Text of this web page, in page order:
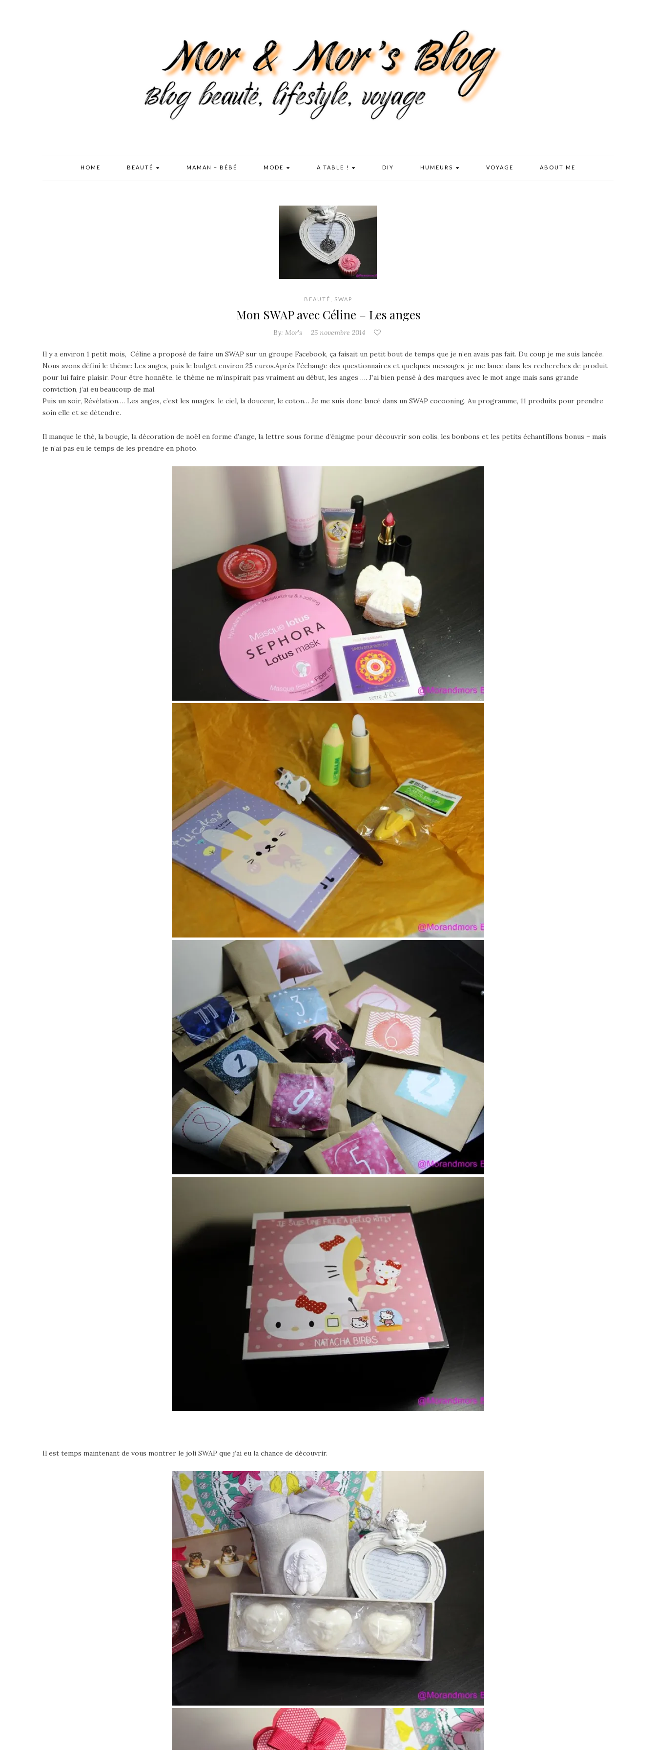
HOME BEAUTÉ MAMAN – BÉBÉ MODE A TABLE ! DIY HUMEURS VOYAGE ABOUT ME
BEAUTÉ SWAP
Mon SWAP avec Céline – Les anges
By: Mor's 25 novembre 2014
Il y a environ 1 petit mois, Céline a proposé de faire un SWAP sur un groupe Facebook, ça faisait un petit bout de temps que je n’en avais pas fait. Du coup je me suis lancée.
Nous avons défini le thème: Les anges, puis le budget environ 25 euros.Après l’échange des questionnaires et quelques messages, je me lance dans les recherches de produit
pour lui faire plaisir. Pour être honnête, le thème ne m’inspirait pas vraiment au début, les anges …. J’ai bien pensé à des marques avec le mot ange mais sans grande
conviction, j’ai eu beaucoup de mal.
Puis un soir, Révélation…. Les anges, c’est les nuages, le ciel, la douceur, le coton… Je me suis donc lancé dans un SWAP cocooning. Au programme, 11 produits pour prendre
soin elle et se détendre.
Il manque le thé, la bougie, la décoration de noël en forme d’ange, la lettre sous forme d’énigme pour découvrir son colis, les bonbons et les petits échantillons bonus – mais
je n’ai pas eu le temps de les prendre en photo.
Il est temps maintenant de vous montrer le joli SWAP que j’ai eu la chance de découvrir.